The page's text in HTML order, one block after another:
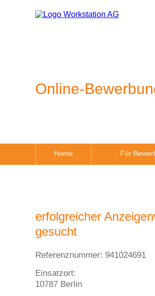
Online-
Home Für
erfolgreicher
gesucht
Referenznummer: 941024691
Einsatzort:
10787 Berlin